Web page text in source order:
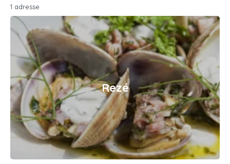
1 adresse
Rezé